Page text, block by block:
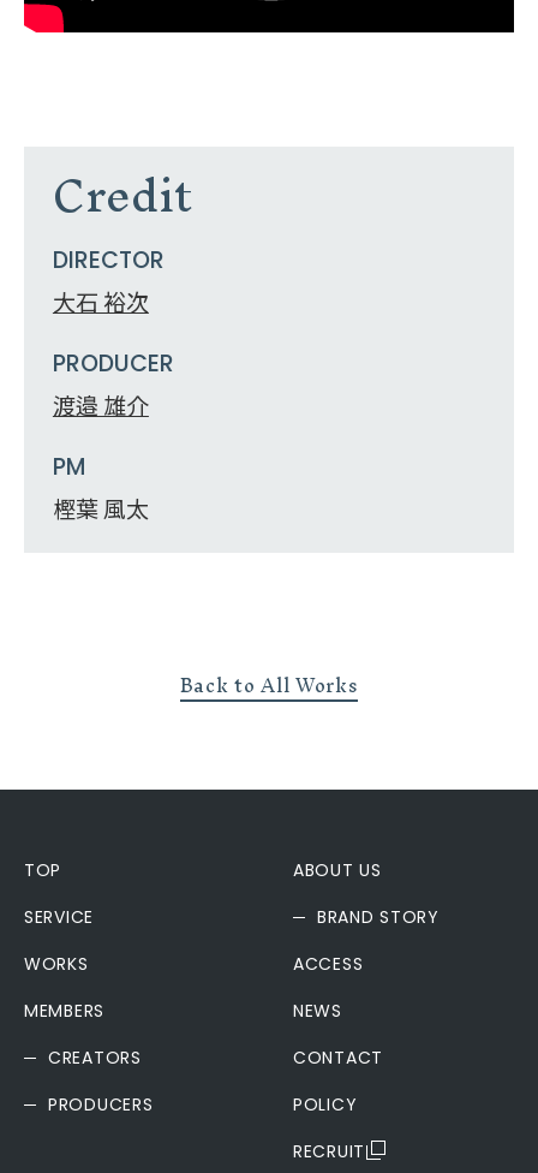
Credit
DIRECTOR
大石 裕次
PRODUCER
渡邉 雄介
PM
樫葉 風太
Back to All Works
TOP
SERVICE
WORKS
MEMBERS
CREATORS
PRODUCERS
ABOUT US
BRAND STORY
ACCESS
NEWS
CONTACT
POLICY
RECRUIT